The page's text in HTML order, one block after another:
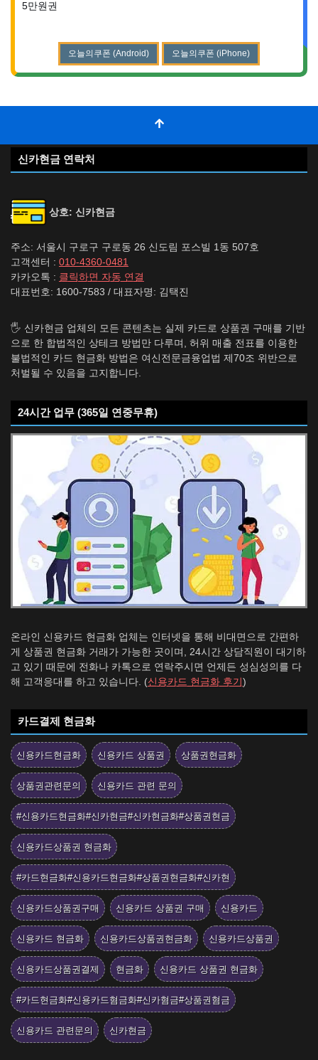
5만원권
오늘의쿠폰 (Android) 오늘의쿠폰 (iPhone)
신카현금 연락처
상호: 신카현금
주소: 서울시 구로구 구로동 26 신도림 포스빌 1동 507호
고객센터 : 010-4360-0481
카카오톡 : 클릭하면 자동 연결
대표번호: 1600-7583 / 대표자명: 김택진
🖐️ 신카현금 업체의 모든 콘텐츠는 실제 카드로 상품권 구매를 기반
으로 한 합법적인 상테크 방법만 다루며, 허위 매출 전표를 이용한
불법적인 카드 현금화 방법은 여신전문금융업법 제70조 위반으로
처벌될 수 있음을 고지합니다.
24시간 업무 (365일 연중무휴)
온라인 신용카드 현금화 업체는 인터넷을 통해 비대면으로 간편하
게 상품권 현금화 거래가 가능한 곳이며, 24시간 상담직원이 대기하
고 있기 때문에 전화나 카톡으로 연락주시면 언제든 성심성의를 다
해 고객응대를 하고 있습니다. (신용카드 현금화 후기 )
카드결제 현금화
신용카드현금화 신용카드 상품권 상품권현금화
상품권관련문의 신용카드 관련 문의
#신용카드현금화#신카현금#신카현금화#상품권현금
신용카드상품권 현금화
#카드현금화#신용카드현금화#상품권현금화#신카현
신용카드상품권구매 신용카드 상품권 구매 신용카드
신용카드 현금화 신용카드상품권현금화 신용카드상품권
신용카드상품권결제 현금화 신용카드 상품권 현금화
#카드현금화#신용카드혐금화#신카혐금#상품권혐금
신용카드 관련문의 신카현금